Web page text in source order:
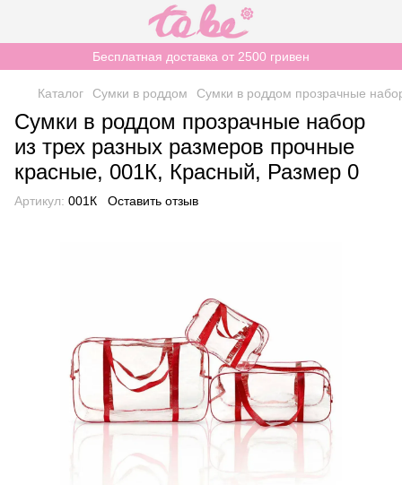
Бесплатная доставка от 2500 гривен
Каталог Сумки в роддом Сумки в роддом прозрачные
Сумки в роддом прозрачные набор
из трех разных размеров прочные
красные, 001К, Красный, Размер 0
Артикул: 001К Оставить отзыв